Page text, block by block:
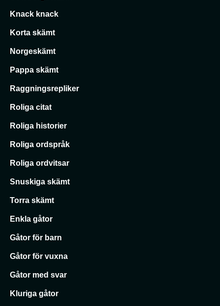
Knack knack
Korta skämt
Norgeskämt
Pappa skämt
Raggningsrepliker
Roliga citat
Roliga historier
Roliga ordspråk
Roliga ordvitsar
Snuskiga skämt
Torra skämt
Enkla gåtor
Gåtor för barn
Gåtor för vuxna
Gåtor med svar
Kluriga gåtor